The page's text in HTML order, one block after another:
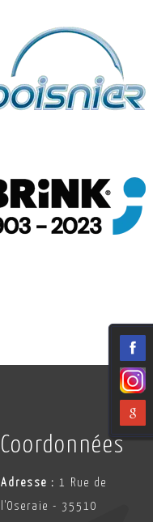
Coordonnées
Adresse : 1 Rue de
l'Oseraie - 35510